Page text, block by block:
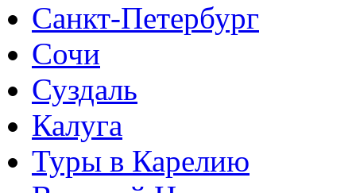
Санкт-Петербург
Сочи
Суздаль
Калуга
Туры в Карелию